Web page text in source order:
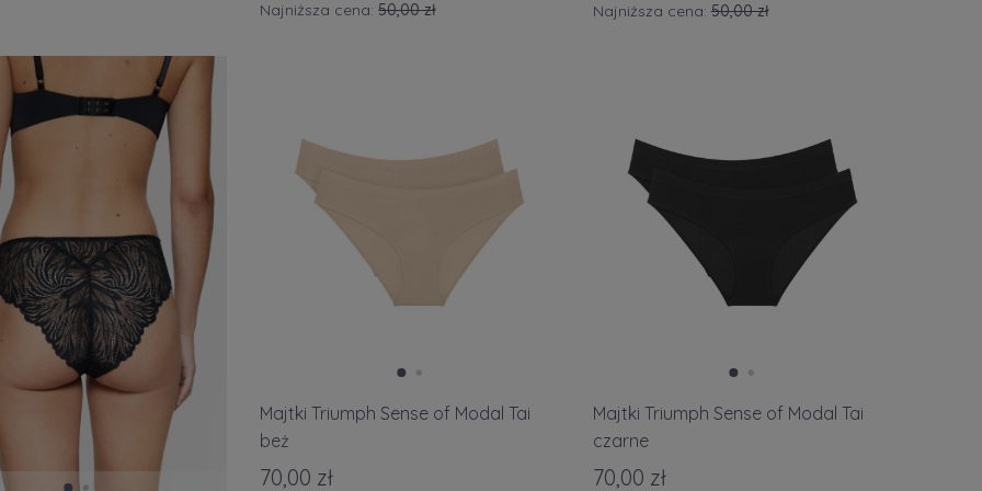
Najniższa cena:50,00 zł Najniższa cena:50,00 zł
Majtki Triumph Sense of Modal Tai
beż
70,00 zł
Majtki Triumph Sense of Modal Tai
czarne
70,00 zł